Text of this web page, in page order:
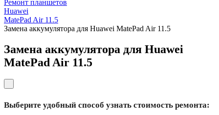
Ремонт планшетов
Huawei
MatePad Air 11.5
Замена аккумулятора для Huawei MatePad Air 11.5
Замена аккумулятора для Huawei
MatePad Air 11.5
Выберите удобный способ узнать стоимость ремонта: